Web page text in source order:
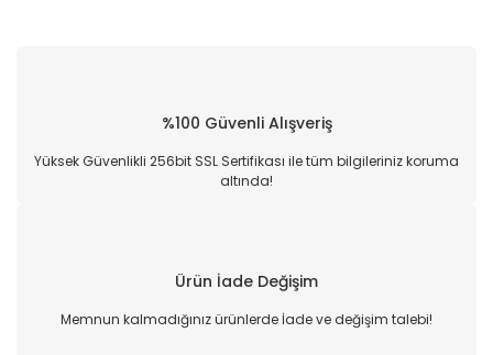
%100 Güvenli Alışveriş
Yüksek Güvenlikli 256bit SSL Sertifikası ile tüm bilgileriniz koruma
altında!
Ürün İade Değişim
Memnun kalmadığınız ürünlerde İade ve değişim talebi!